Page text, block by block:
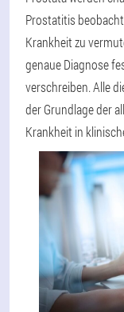
Prostatitis
Krankheit zu
genaue Diagnose
verschreiben. Alle
der Grundlage der
Krankheit in